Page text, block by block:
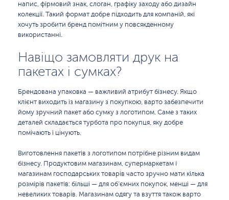
напис, фірмовий знак, слоган, графіку заходу або дизайн
колекції. Такий формат добре підходить для компаній, які
хочуть зробити бренд помітним у повсякденному
використанні.
Навіщо замовляти друк на
пакетах і сумках?
Брендована упаковка — важливий атрибут бізнесу. Якщо
клієнт виходить із магазину з покупкою, варто забезпечити
йому зручний пакет або сумку з логотипом. Саме з таких
деталей складається турбота про покупця, яку добре
помічають і цінують.
Виготовлення пакетів з логотипом потрібне різним видам
бізнесу. Продуктовим магазинам, супермаркетам і
магазинам господарських товарів часто зручно мати кілька
розмірів пакетів: більші — для об’ємних покупок, менші — для
невеликих товарів. Магазинам одягу та взуття також варто